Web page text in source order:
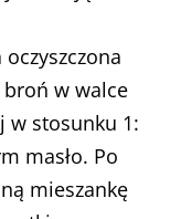
w walce
w stosunku 1:
masło. Po
mieszankę